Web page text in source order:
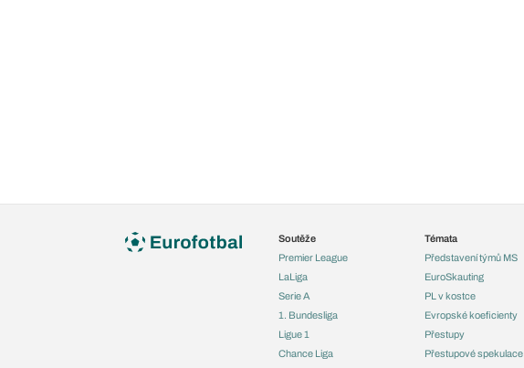
Soutěže
Premier League
LaLiga
Serie A
1. Bundesliga
Ligue 1
Chance Liga
Témata
Představení týmů MS
EuroSkauting
PL v kostce
Evropské koeficienty
Přestupy
Přestupové spekulace